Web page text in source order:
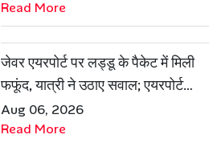
Read More
जेवर एयरपोर्ट पर लड्डू के पैकेट में मिली
फफूंद, यात्री ने उठाए सवाल; एयरपोर्ट
प्रबंधन ने दिया जवाब
Aug 06, 2026
Read More